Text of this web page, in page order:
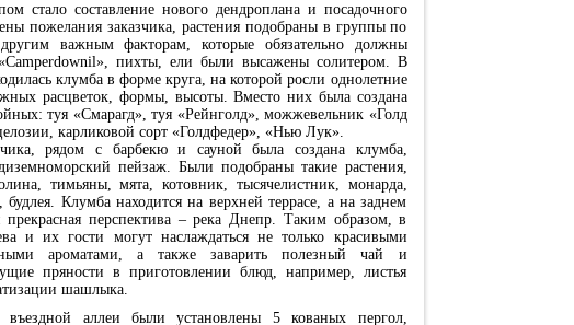
стало составление нового дендроплана и посадочного
пожелания заказчика, растения подобраны в группы по
важным факторам, которые обязательно должны
пихты, ели были высажены солитером. В
клумба в форме круга, на которой росли однолетние
расцветок, формы, высоты. Вместо них была создана
туя «Смарагд», туя «Рейнголд», можжевельник «Голд
карликовой сорт «Голдфедер», «Нью Лук».
рядом с барбекю и сауной была создана клумба,
пейзаж. Были подобраны такие растения,
тимьяны, мята, котовник, тысячелистник, монарда,
Клумба находится на верхней террасе, а на заднем
прекрасная перспектива – река Днепр. Таким образом, в
и их гости могут наслаждаться не только красивыми
ароматами, а также заварить полезный чай и
пряности в приготовлении блюд, например, листья
шашлыка.
въездной аллеи были установлены 5 кованых пергол,